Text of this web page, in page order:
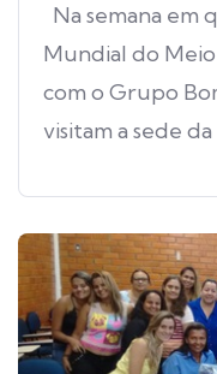
Na semana em
Mundial do
com o Grupo
visitam a sede